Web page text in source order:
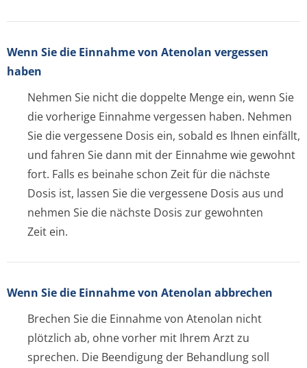
Wenn Sie die Einnahme von Atenolan vergessen
haben
Nehmen Sie nicht die doppelte Menge ein, wenn Sie
die vorherige Einnahme vergessen haben. Nehmen
Sie die vergessene Dosis ein, sobald es Ihnen einfällt,
und fahren Sie dann mit der Einnahme wie gewohnt
fort. Falls es beinahe schon Zeit für die nächste
Dosis ist, lassen Sie die vergessene Dosis aus und
nehmen Sie die nächste Dosis zur gewohnten
Zeit ein.
Wenn Sie die Einnahme von Atenolan abbrechen
Brechen Sie die Einnahme von Atenolan nicht
plötzlich ab, ohne vorher mit Ihrem Arzt zu
sprechen. Die Beendigung der Behandlung soll